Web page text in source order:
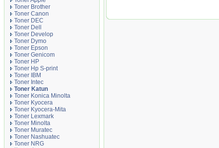
Toner Brother
Toner Canon
Toner DEC
Toner Dell
Toner Develop
Toner Dymo
Toner Epson
Toner Genicom
Toner HP
Toner Hp S-print
Toner IBM
Toner Intec
Toner Katun
Toner Konica Minolta
Toner Kyocera
Toner Kyocera-Mita
Toner Lexmark
Toner Minolta
Toner Muratec
Toner Nashuatec
Toner NRG
ECOSYS M